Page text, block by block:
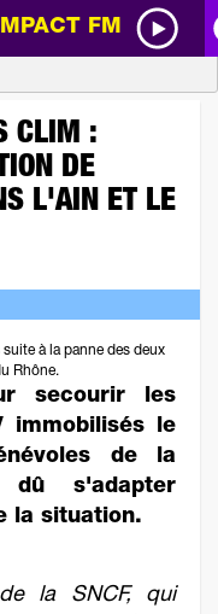
FM
CLIM :
DE
L'AIN ET LE
à la panne des deux
Rhône.
secourir les
immobilisés le
de la
s'adapter
la situation.
la SNCF, qui
Télécharger